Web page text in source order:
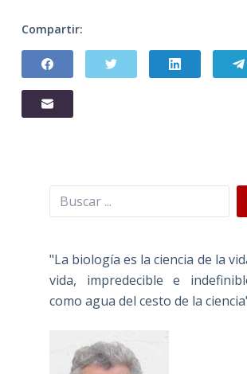
Compartir:
Buscar
"La biología es la ciencia de la
vida, impredecible e
como agua del cesto de la